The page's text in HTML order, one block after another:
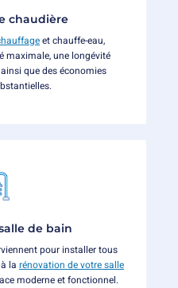
chaudière
et chauffe-eau,
maximale, une longévité
que des économies
de bain
pour installer tous
la rénovation de votre salle
moderne et fonctionnel.